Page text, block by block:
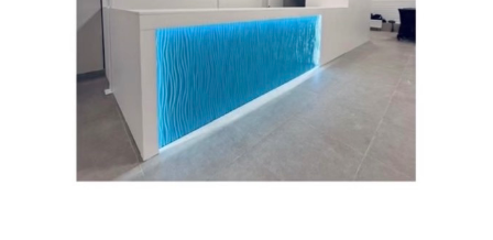
Срок исполнения
1130 ₽